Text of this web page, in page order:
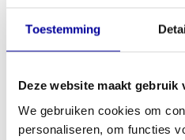
Toestemming
Deze website maakt gebruik
We gebruiken cookies om
personaliseren, om functies
Zitting Gestoffeerd Lichtblauw
Armleggers Geïntegreerd
Kunststof Glijders
Stoffering/slijtvastheid 80.000
Mechaniek Tilt mechaniek